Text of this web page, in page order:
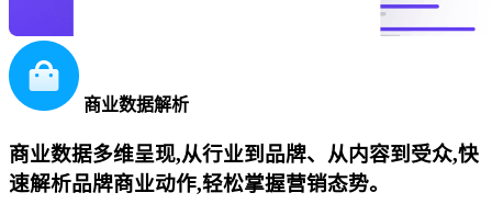
商业数据解析
商业数据多维呈现,从行业到品牌、从内容到受众,快
速解析品牌商业动作,轻松掌握营销态势。